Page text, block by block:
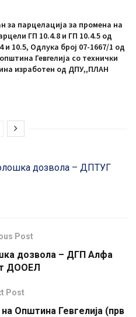
за парцелација за промена на
ГП 10.4.8 и ГП 10.4.5 од
и 10.5, Одлука број 07-1667/1 од
Гевгелија со технички
изработен од ДПУ,,ПЛАН
дозвола – ДПТУГ
Post
дозвола – ДГП Алфа
ДООЕЛ
Post
Општина Гевгелија (прв